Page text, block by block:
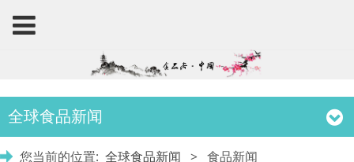
全球食品新闻
您当前的位置:全球食品新闻 > 食品新闻